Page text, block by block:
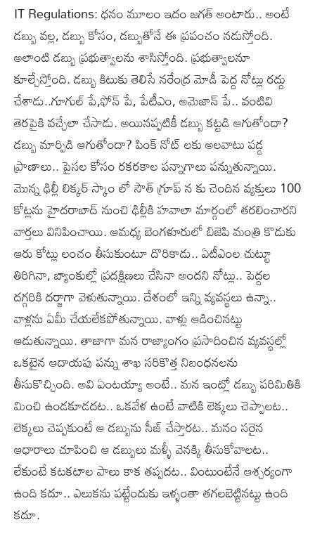
IT Regulations: ధనం మూలం ఇదం జగత్ అంటారు.. అంటే
డబ్బు వల్ల, డబ్బు కోసం, డబ్బుతోనే ఈ ప్రపంచం నడుస్తోంది.
అలాంటి డబ్బు ప్రభుత్వాలను శాసిస్తోంది. ప్రభుత్వాలనూ
కూల్చేస్తోంది. డబ్బు కిటుకు తెలిసే నరేంద్ర మోడీ పెద్ద నోట్లు రద్దు
చేశాడు..గూగుల్ పే,ఫోన్ పే, పేటీఎం, అమెజాన్ పే.. వంటివి
తెరపైకి వచ్చేలా చేసాడు. అయినప్పటికీ డబ్బు కట్టడి ఆగుతోందా?
డబ్బు మార్పిడి ఆగుతోందా? పింక్ నోట్ లకు అలవాటు పడ్డ
ప్రాణాలు.. పైసల కోసం రకరకాల పన్నాగాలు పన్నుతున్నాయి.
మొన్న ఢిల్లీ లిక్కర్ స్కాం లో సౌత్ గ్రూప్ న కు చెందిన వ్యక్తులు 100
కోట్లను హైదరాబాద్ నుంచి ఢిల్లీకి హవాలా మార్గంలో తరలించారని
వార్తలు వినిపించాయి. ఆమధ్య బెంగళూరులో బిజెపి మంత్రి కొడుకు
ఆరు కోట్లు లంచం తీసుకుంటూ దొరికాడు.. ఏటీఎంల చుట్టూ
తిరిగినా, బ్యాంకుల్లో ప్రదక్షిణలు చేసినా అందని నోట్లు.. పెద్దల
దగ్గరికి దర్జాగా వెళుతున్నాయి. దేశంలో ఇన్ని వ్యవస్థలు ఉన్నా..
వాళ్లను ఏమీ చేయలేకపోతున్నాయి. వాళ్లు ఆడించినట్టు
ఆడుతున్నాయి. తాజాగా మన రాజ్యాంగం ప్రసాదించిన వ్యవస్థల్లో
ఒకటైన ఆదాయపు పన్ను శాఖ సరికొత్త నిబంధనలను
తీసుకొచ్చింది. అవి ఏంటయ్యా అంటే.. మన ఇంట్లో డబ్బు పరిమితికి
మించి ఉండకూడదట.. ఒకవేళ ఉంటే వాటికి లెక్కలు చెప్పాలట..
లెక్కలు చెప్పకుంటే ఆ డబ్బును సీజ్ చేస్తారట.. మనం సరైన
ఆధారాలు చూపించి ఆ డబ్బులు మళ్ళీ వెనక్కి తీసుకోవాలట..
లేకుంటే కటకటాల పాలు కాక తప్పదట.. వింటుంటేనే ఆశ్చర్యంగా
ఉంది కదూ.. ఎలుకను పట్టేందుకు ఇళ్ళంతా తగలబెట్టినట్టు ఉంది
కదూ.